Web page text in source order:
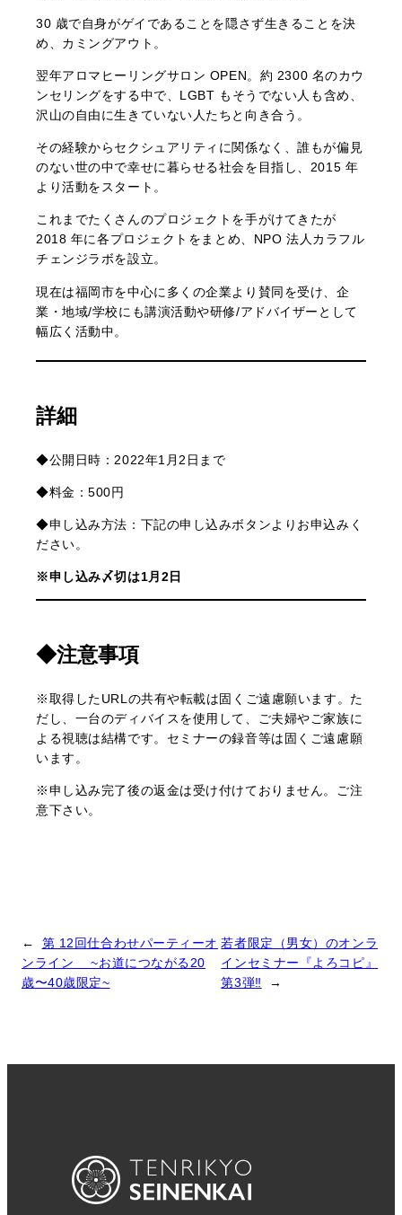
30 歳で自身がゲイであることを隠さず生きることを決
め、カミングアウト。
翌年アロマヒーリングサロン OPEN。約 2300 名のカウ
ンセリングをする中で、LGBT もそうでない人も含め、
沢山の自由に生きていない人たちと向き合う。
その経験からセクシュアリティに関係なく、誰もが偏見
のない世の中で幸せに暮らせる社会を目指し、2015 年
より活動をスタート。
これまでたくさんのプロジェクトを手がけてきたが
2018 年に各プロジェクトをまとめ、NPO 法人カラフル
チェンジラボを設立。
現在は福岡市を中心に多くの企業より賛同を受け、企
業・地域/学校にも講演活動や研修/アドバイザーとして
幅広く活動中。
詳細
◆公開日時：2022年1月2日まで
◆料金：500円
◆申し込み方法：下記の申し込みボタンよりお申込みく
ださい。
※申し込み〆切は1月2日
◆注意事項
※取得したURLの共有や転載は固くご遠慮願います。た
だし、一台のディバイスを使用して、ご夫婦やご家族に
よる視聴は結構です。セミナーの録音等は固くご遠慮願
います。
※申し込み完了後の返金は受け付けておりません。ご注
意下さい。
←
第 12回仕合わせパーティーオ
ンライン ~お道につながる20
歳〜40歳限定~
若者限定（男女）のオンラ
インセミナー『よろコピ』
第3弾‼️
→